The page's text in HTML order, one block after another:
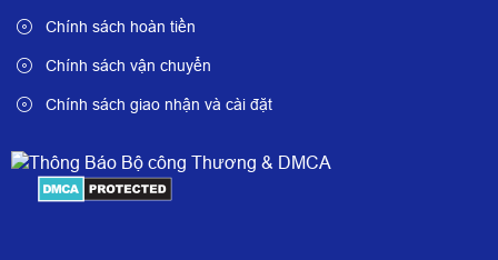
Chính sách hoàn tiền
Chính sách vận chuyển
Chính sách giao nhận và cài đặt